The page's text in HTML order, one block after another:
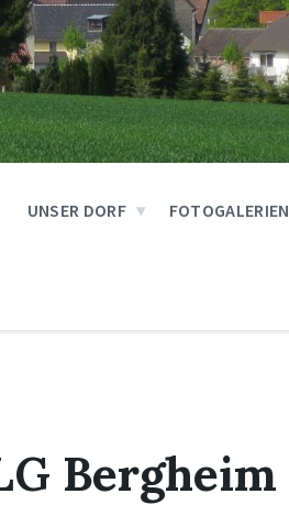
UNSER DORF FOTOGALERIEN
Bergheim